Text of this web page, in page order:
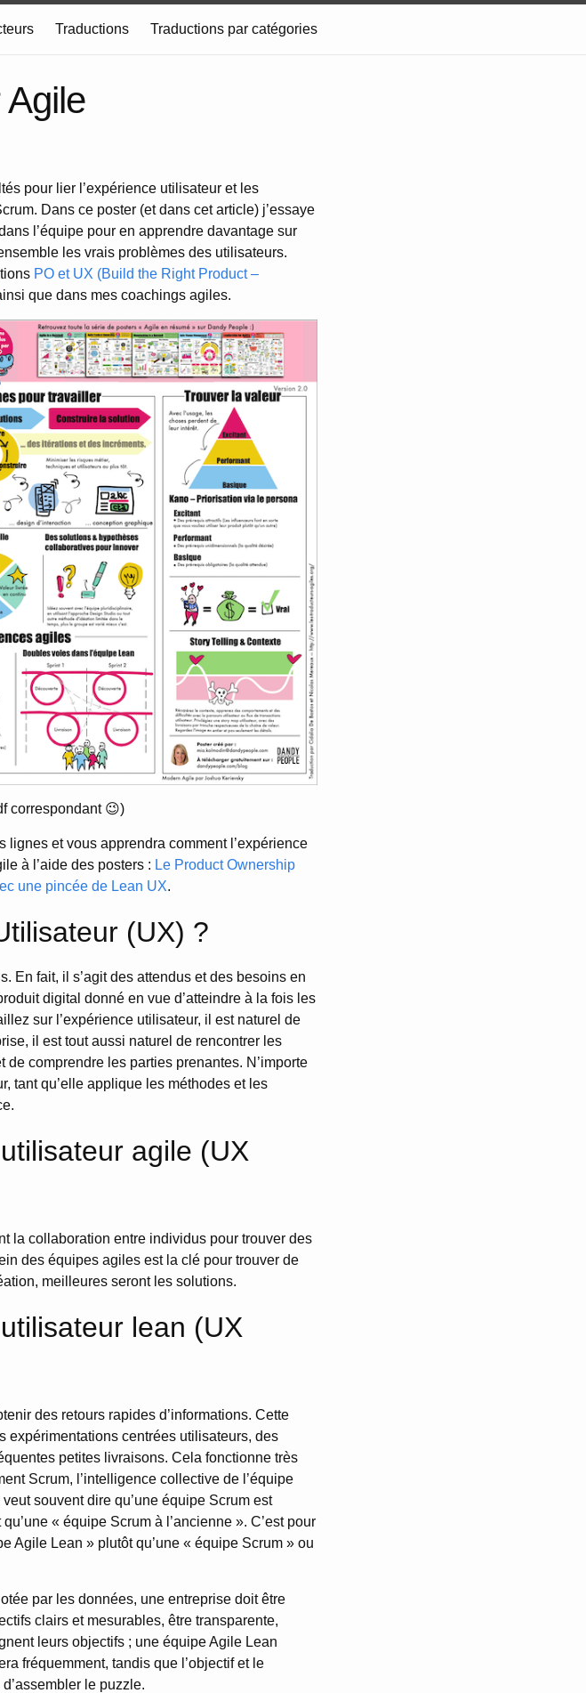
Traductions Traductions par catégories
pour lier l’expérience utilisateur et les
Dans ce poster (et dans cet article) j’essaye
l’équipe pour en apprendre davantage sur
les vrais problèmes des utilisateurs.
PO et UX (Build the Right Product –
que dans mes coachings agiles.
correspondant 😉)
lignes et vous apprendra comment l’expérience
à l’aide des posters : Le Product Ownership
une pincée de Lean UX.
(UX) ?
En fait, il s’agit des attendus et des besoins en
digital donné en vue d’atteindre à la fois les
sur l’expérience utilisateur, il est naturel de
il est tout aussi naturel de rencontrer les
comprendre les parties prenantes. N’importe
tant qu’elle applique les méthodes et les
agile (UX
la collaboration entre individus pour trouver des
des équipes agiles est la clé pour trouver de
meilleures seront les solutions.
lean (UX
des retours rapides d’informations. Cette
expérimentations centrées utilisateurs, des
petites livraisons. Cela fonctionne très
Scrum, l’intelligence collective de l’équipe
souvent dire qu’une équipe Scrum est
« équipe Scrum à l’ancienne ». C’est pour
Agile Lean » plutôt qu’une « équipe Scrum » ou
par les données, une entreprise doit être
clairs et mesurables, être transparente,
leurs objectifs ; une équipe Agile Lean
fréquemment, tandis que l’objectif et le
le puzzle.